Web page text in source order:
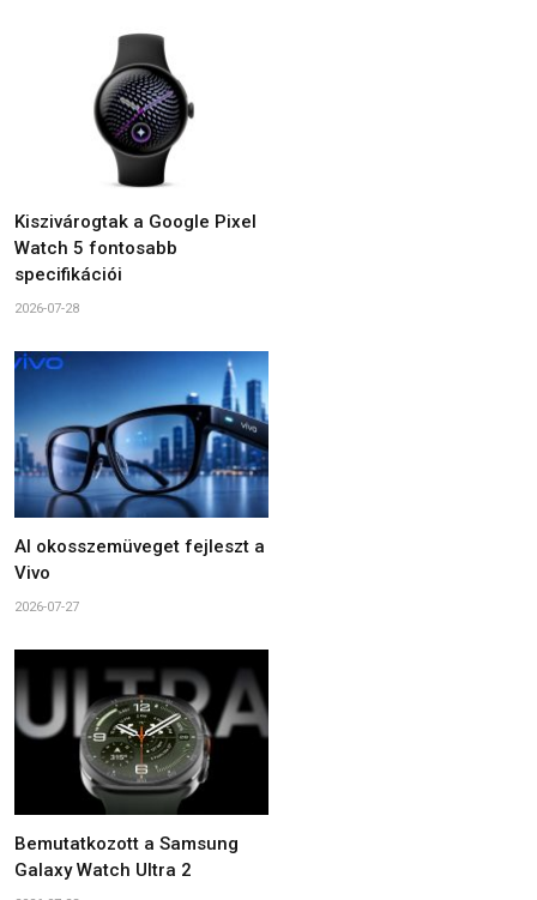
Kiszivárogtak a Google Pixel
Watch 5 fontosabb
specifikációi
2026-07-28
AI okosszemüveget fejleszt a
Vivo
2026-07-27
Bemutatkozott a Samsung
Galaxy Watch Ultra 2